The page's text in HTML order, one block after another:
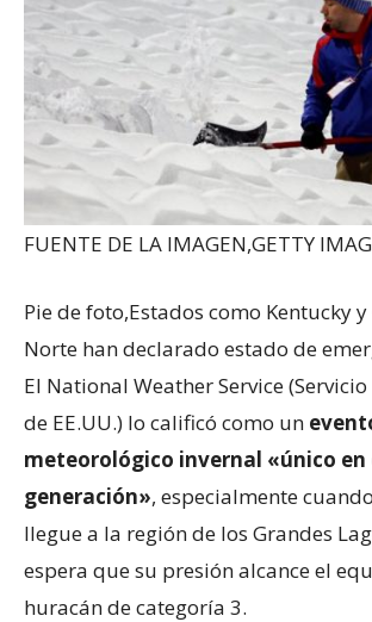
FUENTE DE LA IMAGEN,GETTY
Pie de foto,Estados como Kentucky
Norte han declarado estado de
El National Weather Service
de EE.UU.) lo calificó como un
meteorológico invernal «único en
generación», especialmente
llegue a la región de los Grandes
espera que su presión alcance el
huracán de categoría 3.